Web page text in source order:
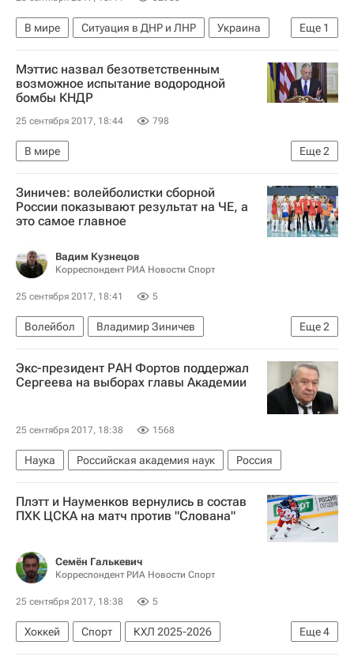
Еще 1
В мире Ситуация в ДНР и ЛНР
Украина
Франция
Мэттис назвал безответственным
возможное испытание водородной
бомбы КНДР
25 сентября 2017, 18:44 798
Еще2
В мире
Обострение ситуации на Корейском полуострове
КНДР
Зиничев: волейболистки сборной
России показывают результат на ЧЕ, а
это самое главное
Вадим Кузнецов
Корреспондент РИА Новости Спорт
25 сентября 2017, 18:41 5
Еще2
Волейбол
Владимир Зиничев
Чемпионат Европы по волейболу среди женщин
Россия (ж)
Экс-президент РАН Фортов поддержал
Сергеева на выборах главы Академии
25 сентября 2017, 18:38 1568
Наука Российская академия наук Россия
Плэтт и Науменков вернулись в состав
ПХК ЦСКА на матч против "Слована"
Семён Галькевич
Корреспондент РИА Новости Спорт
25 сентября 2017, 18:38 5
Еще4
Хоккей Спорт
КХЛ 2025-2026
Слован (Братислава)
ЦСКА